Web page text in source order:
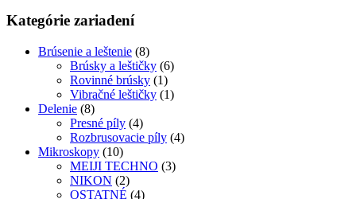
Kategórie zariadení
Brúsenie a leštenie (8)
Brúsky a leštičky (6)
Rovinné brúsky (1)
Vibračné leštičky (1)
Delenie (8)
Presné píly (4)
Rozbrusovacie píly (4)
Mikroskopy (10)
MEIJI TECHNO (3)
NIKON (2)
OSTATNÉ (4)